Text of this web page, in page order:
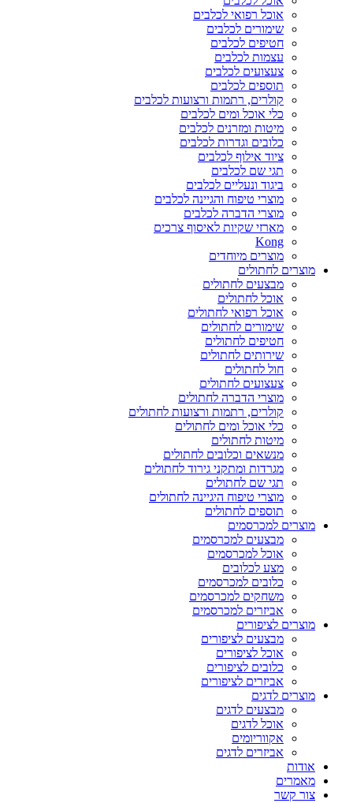
אוכל רפואי לכלבים
שימורים לכלבים
חטיפים לכלבים
עצמות לכלבים
צעצועים לכלבים
תוספים לכלבים
קולרים, רתמות ורצועות לכלבים
כלי אוכל ומים לכלבים
מיטות ומזרנים לכלבים
כלובים וגדרות לכלבים
ציוד אילוף לכלבים
תגי שם לכלבים
ביגוד ונעליים לכלבים
מוצרי טיפוח והגיינה לכלבים
מוצרי הדברה לכלבים
מארזי שקיות לאיסוף צרכים
Kong
מוצרים מיוחדים
מוצרים לחתולים
מבצעים לחתולים
אוכל לחתולים
אוכל רפואי לחתולים
שימורים לחתולים
חטיפים לחתולים
שירותים לחתולים
חול לחתולים
צעצועים לחתולים
מוצרי הדברה לחתולים
קולרים, רתמות ורצועות לחתולים
כלי אוכל ומים לחתולים
מיטות לחתולים
מנשאים וכלובים לחתולים
מגרדות ומתקני גירוד לחתולים
תגי שם לחתולים
מוצרי טיפוח היגיינה לחתולים
תוספים לחתולים
מוצרים למכרסמים
מבצעים למכרסמים
אוכל למכרסמים
מצע לכלובים
כלובים למכרסמים
משחקים למכרסמים
אביזרים למכרסמים
מוצרים לציפורים
מבצעים לציפורים
אוכל לציפורים
כלובים לציפורים
אביזרים לציפורים
מוצרים לדגים
מבצעים לדגים
אוכל לדגים
אקווריומים
אביזרים לדגים
אודות
מאמרים
צור קשר